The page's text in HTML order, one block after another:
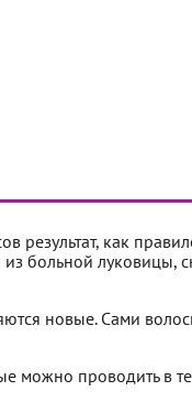
результат, как
больной луковицы,
новые. Сами
можно проводить в